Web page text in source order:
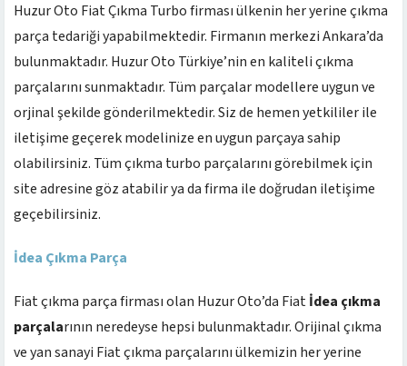
Huzur Oto Fiat Çıkma Turbo firması ülkenin her yerine çıkma
parça tedariği yapabilmektedir. Firmanın merkezi Ankara’da
bulunmaktadır. Huzur Oto Türkiye’nin en kaliteli çıkma
parçalarını sunmaktadır. Tüm parçalar modellere uygun ve
orjinal şekilde gönderilmektedir. Siz de hemen yetkililer ile
iletişime geçerek modelinize en uygun parçaya sahip
olabilirsiniz. Tüm çıkma turbo parçalarını görebilmek için
site adresine göz atabilir ya da firma ile doğrudan iletişime
geçebilirsiniz.
İdea Çıkma Parça
Fiat çıkma parça firması olan Huzur Oto’da Fiatİdea çıkma
parçalarının neredeyse hepsi bulunmaktadır. Orijinal çıkma
ve yan sanayi Fiat çıkma parçalarını ülkemizin her yerine